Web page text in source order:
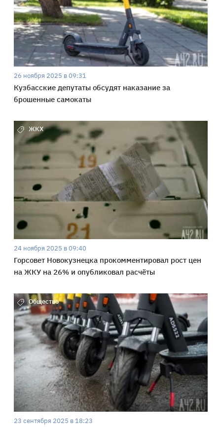
26 ноября 2025 в 09:31
Кузбасские депутаты обсудят наказание за
брошенные самокаты
ЖКХ
24 ноября 2025 в 09:40
Горсовет Новокузнецка прокомментировал рост цен
на ЖКУ на 26% и опубликовал расчёты
Общество
23 сентября 2025 в 18:23